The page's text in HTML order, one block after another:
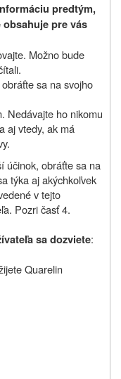
predtým,
pre vás
Možno bude
sa na svojho
. Nedávajte ho nikomu
aj vtedy, ak má
účinok, obráťte sa na
týka aj akýchkoľvek
v tejto
Pozri časť 4.
sa dozviete:
Quarelin